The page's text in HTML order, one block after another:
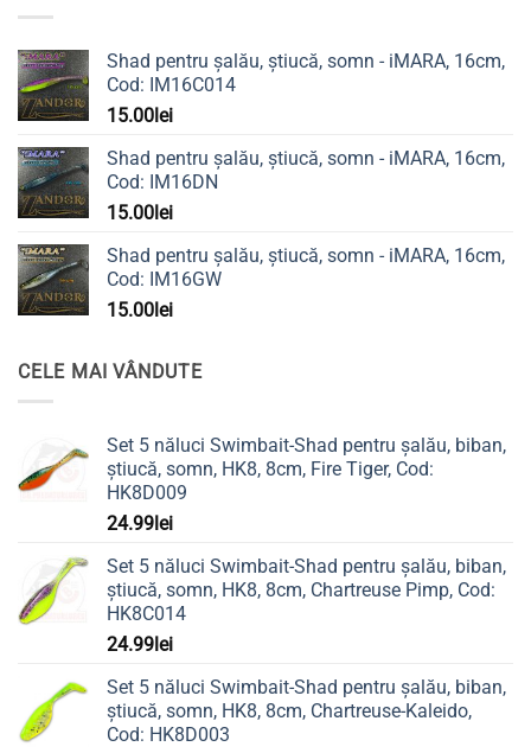
Shad pentru șalău, știucă, somn - iMARA, 16cm,
Cod: IM16C014
15.00 lei
Shad pentru șalău, știucă, somn - iMARA, 16cm,
Cod: IM16DN
15.00 lei
Shad pentru șalău, știucă, somn - iMARA, 16cm,
Cod: IM16GW
15.00 lei
CELE MAI VÂNDUTE
Set 5 năluci Swimbait-Shad pentru șalău, biban,
știucă, somn, HK8, 8cm, Fire Tiger, Cod:
HK8D009
24.99lei
Set 5 năluci Swimbait-Shad pentru șalău, biban,
știucă, somn, HK8, 8cm, Chartreuse Pimp, Cod:
HK8C014
24.99lei
Set 5 năluci Swimbait-Shad pentru șalău, biban,
știucă, somn, HK8, 8cm, Chartreuse-Kaleido,
Cod: HK8D003